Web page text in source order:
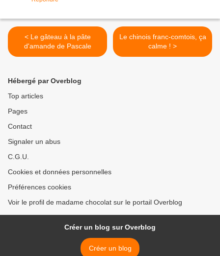
< Le gâteau à la pâte
d'amande de Pascale
Le chinois franc-comtois, ça
calme ! >
Hébergé par Overblog
Top articles
Pages
Contact
Signaler un abus
C.G.U.
Cookies et données personnelles
Préférences cookies
Voir le profil de madame chocolat sur le portail Overblog
Créer un blog sur Overblog
Créer un blog